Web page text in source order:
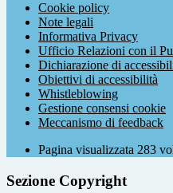
Cookie policy
Note legali
Informativa Privacy
Ufficio Relazioni con il
Dichiarazione di
Obiettivi di accessibilità
Whistleblowing
Gestione consensi cookie
Meccanismo di feedback
Pagina visualizzata 283
Sezione Copyright